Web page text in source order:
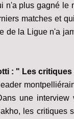
n'a plus gagné le
matches et
de la Ligue n'a
: " Les
une
les critiques